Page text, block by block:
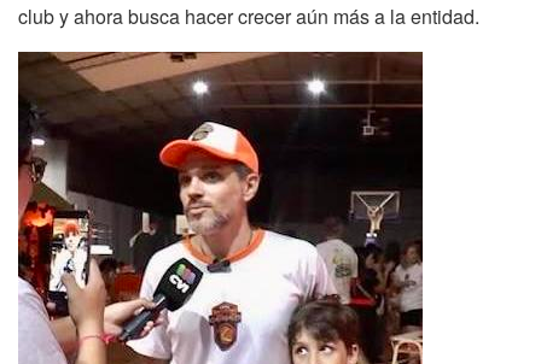
club y ahora busca hacer crecer aún más a la entidad.